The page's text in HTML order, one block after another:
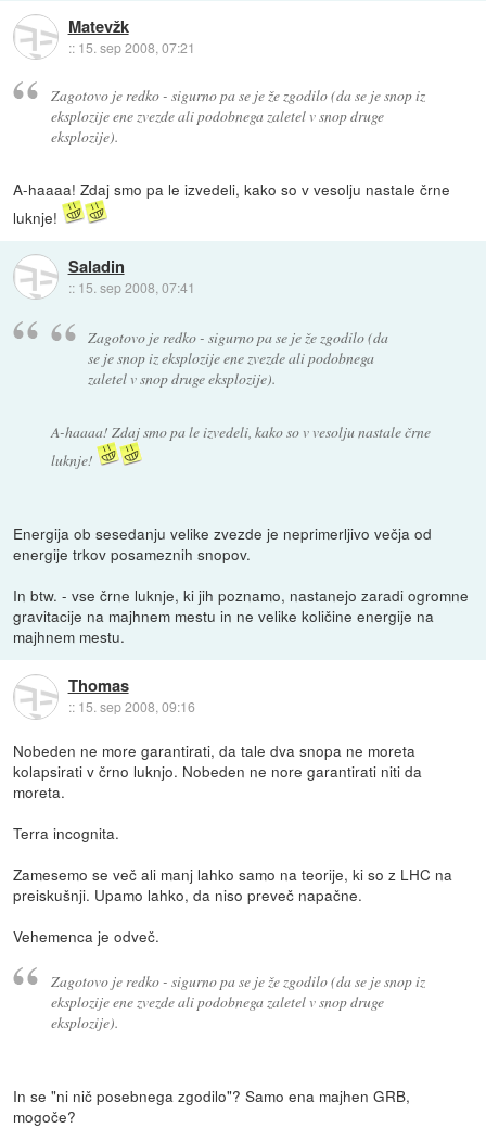
Matevžk
:: 15. sep 2008, 07:21
Zagotovo je redko - sigurno pa se je že zgodilo (da se je snop iz
eksplozije ene zvezde ali podobnega zaletel v snop druge
eksplozije).
A-haaaa! Zdaj smo pa le izvedeli, kako so v vesolju nastale črne
luknje!
Saladin
:: 15. sep 2008, 07:41
Zagotovo je redko - sigurno pa se je že zgodilo (da
se je snop iz eksplozije ene zvezde ali podobnega
zaletel v snop druge eksplozije).
A-haaaa! Zdaj smo pa le izvedeli, kako so v vesolju nastale črne
luknje!
Energija ob sesedanju velike zvezde je neprimerljivo večja od
energije trkov posameznih snopov.
In btw. - vse črne luknje, ki jih poznamo, nastanejo zaradi ogromne
gravitacije na majhnem mestu in ne velike količine energije na
majhnem mestu.
Thomas
:: 15. sep 2008, 09:16
Nobeden ne more garantirati, da tale dva snopa ne moreta
kolapsirati v črno luknjo. Nobeden ne nore garantirati niti da
moreta.
Terra incognita.
Zamesemo se več ali manj lahko samo na teorije, ki so z LHC na
preiskušnji. Upamo lahko, da niso preveč napačne.
Vehemenca je odveč.
Zagotovo je redko - sigurno pa se je že zgodilo (da se je snop iz
eksplozije ene zvezde ali podobnega zaletel v snop druge
eksplozije).
In se "ni nič posebnega zgodilo"? Samo ena majhen GRB,
mogoče?